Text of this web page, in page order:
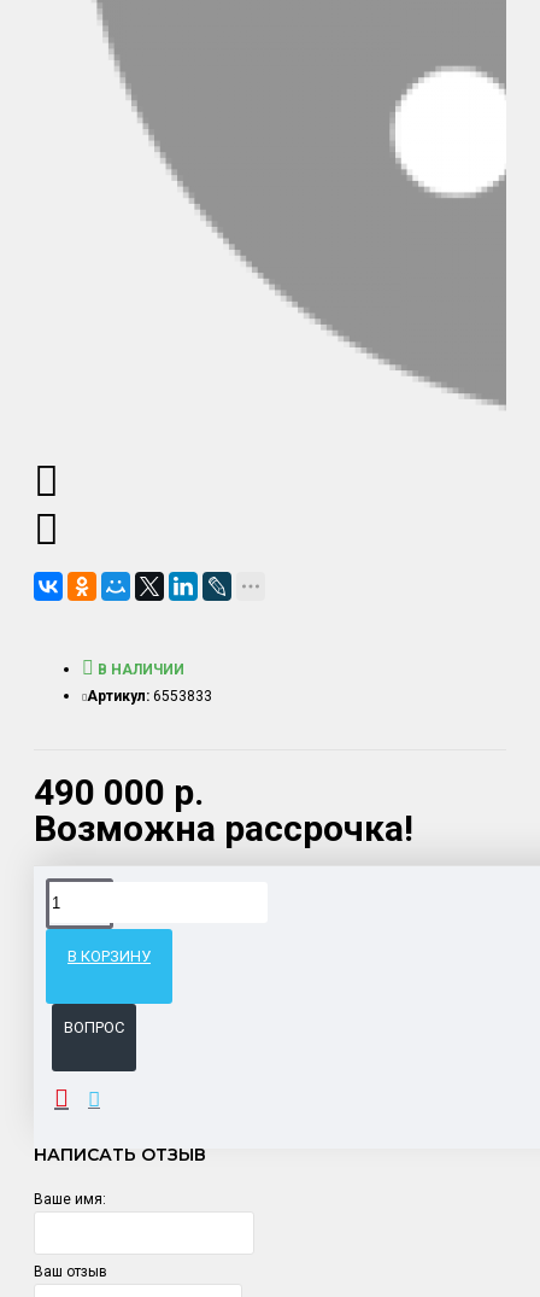
490 000 р.
Возможна рассрочка!
В НАЛИЧИИ
Артикул: 6553833
В КОРЗИНУ
ВОПРОС
Доставка товара по всему Таможенному союзу.
ОТЗЫВЫ
НАПИСАТЬ ОТЗЫВ
Ваше имя:
Ваш отзыв